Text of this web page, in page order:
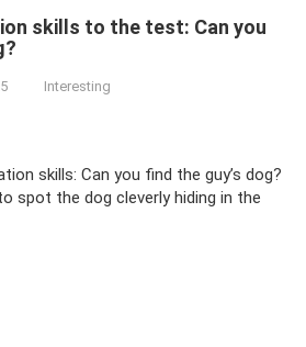
skills to the test: Can you
Interesting
skills: Can you find the guy’s dog?
spot the dog cleverly hiding in the